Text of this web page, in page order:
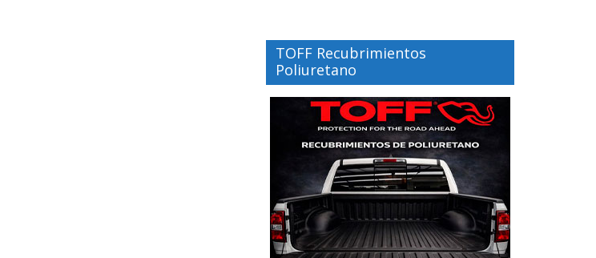
TOFF Recubrimientos
Poliuretano